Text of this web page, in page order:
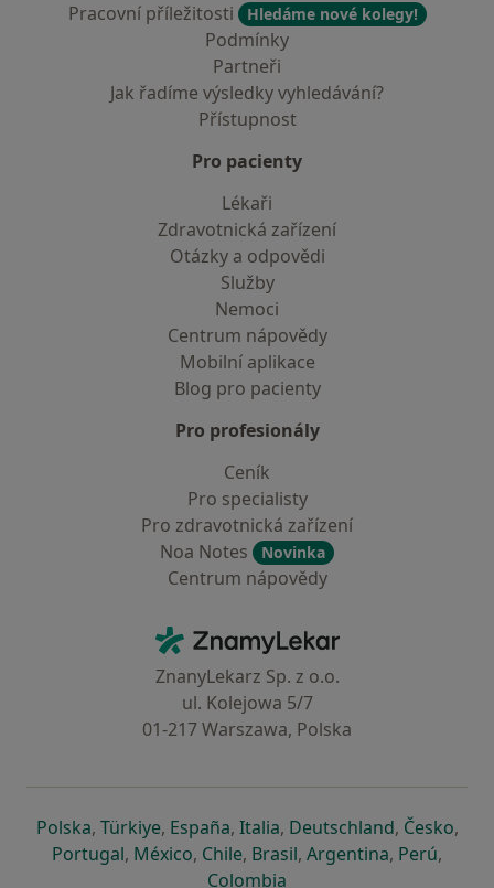
Pracovní příležitosti
Hledáme nové kolegy!
Podmínky
Partneři
Jak řadíme výsledky vyhledávání?
Přístupnost
Pro pacienty
Lékaři
Zdravotnická zařízení
Otázky a odpovědi
Služby
Nemoci
Centrum nápovědy
Mobilní aplikace
Blog pro pacienty
Pro profesionály
Ceník
Pro specialisty
Pro zdravotnická zařízení
Noa Notes
Novinka
Centrum nápovědy
ZnamyLekar - Hlavní stránka
ZnanyLekarz Sp. z o.o.
ul. Kolejowa 5/7
01-217 Warszawa, Polska
Polskase otevře v nové záložce
, Türkiyese otevře v nové záložce
, Españase otevře v nové záložce
, Italiase otevře v nové záložce
, Deutschlandse otevře v
, Českose
,
Portugalse otevře v nové záložce
, Méxicose otevře v nové záložce
, Chilese otevře v nové záložce
, Brasilse otevře v nové
, Argentinase otevře v
, Perúse
,
Colombia